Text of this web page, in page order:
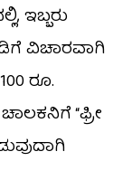
ಇಬ್ಬರು
ವಿಚಾರವಾಗಿ
ರೂ.
“ಫ್ರೀ